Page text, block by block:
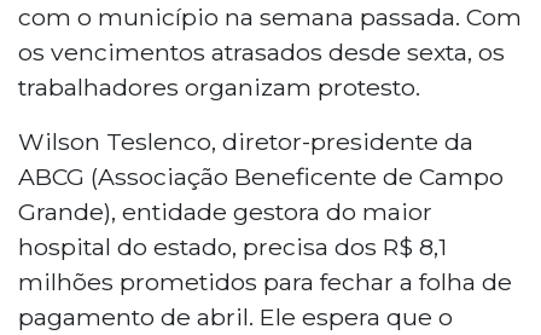
com o município na semana passada. Com
os vencimentos atrasados desde sexta, os
trabalhadores organizam protesto.
Wilson Teslenco, diretor-presidente da
ABCG (Associação Beneficente de Campo
Grande), entidade gestora do maior
hospital do estado, precisa dos R$ 8,1
milhões prometidos para fechar a folha de
pagamento de abril. Ele espera que o